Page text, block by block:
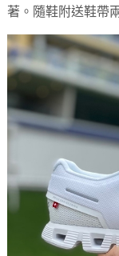
著。隨鞋附送鞋帶